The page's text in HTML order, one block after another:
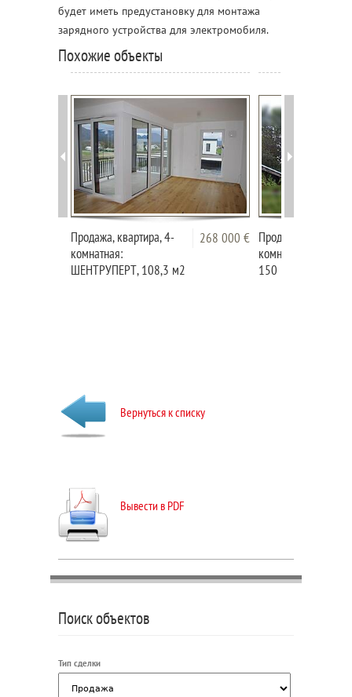
будет иметь предустановку для монтажа
зарядного устройства для электромобиля.
Похожие объекты
268 000 €
Продажа, квартира, 4-
комнатная:
ШЕНТРУПЕРТ, 108,3 м2
Продажа,
комнатная: ЛАШКО,
150 м2
Вернуться к списку
Вывести в PDF
Поиск объектов
Тип сделки